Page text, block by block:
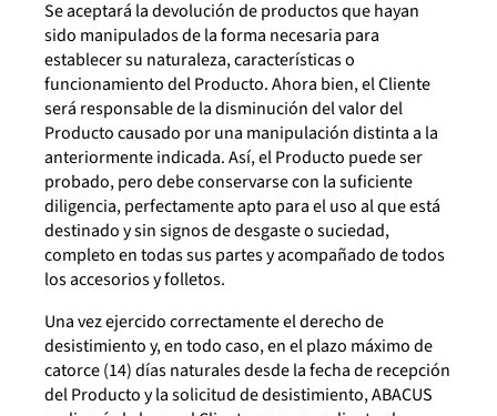
Se aceptará la devolución de productos que hayan
sido manipulados de la forma necesaria para
establecer su naturaleza, características o
funcionamiento del Producto. Ahora bien, el Cliente
será responsable de la disminución del valor del
Producto causado por una manipulación distinta a la
anteriormente indicada. Así, el Producto puede ser
probado, pero debe conservarse con la suficiente
diligencia, perfectamente apto para el uso al que está
destinado y sin signos de desgaste o suciedad,
completo en todas sus partes y acompañado de todos
los accesorios y folletos.
Una vez ejercido correctamente el derecho de
desistimiento y, en todo caso, en el plazo máximo de
catorce (14) días naturales desde la fecha de recepción
del Producto y la solicitud de desistimiento, ABACUS